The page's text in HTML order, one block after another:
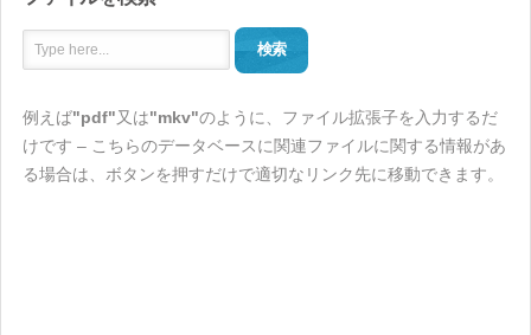
検索
例えば"pdf"又は"mkv"のように、ファイル拡張子を入力するだ
けです – こちらのデータベースに関連ファイルに関する情報があ
る場合は、ボタンを押すだけで適切なリンク先に移動できます。